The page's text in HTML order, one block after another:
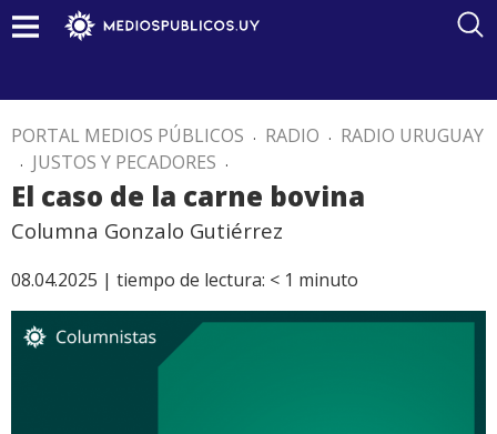
PORTAL MEDIOS PÚBLICOS . RADIO . RADIO URUGUAY
. JUSTOS Y PECADORES .
El caso de la carne bovina
Columna Gonzalo Gutiérrez
08.04.2025 | tiempo de lectura: < 1 minuto